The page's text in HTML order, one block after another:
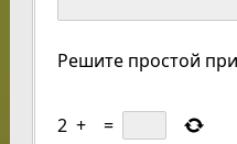
Решите простой
2 + =